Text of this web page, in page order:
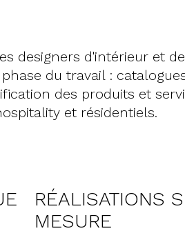
designers d'intérieur et
du travail :
des produits et
et résidentiels.
RÉALISATIONS
MESURE